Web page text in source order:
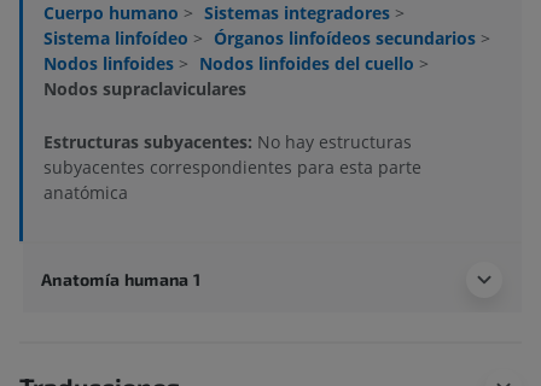
Cuerpo humano > Sistemas integradores >
Sistema linfoídeo > Órganos linfoídeos secundarios >
Nodos linfoides > Nodos linfoides del cuello >
Nodos supraclaviculares
Estructuras subyacentes: No hay estructuras
subyacentes correspondientes para esta parte
anatómica
Anatomía humana 1